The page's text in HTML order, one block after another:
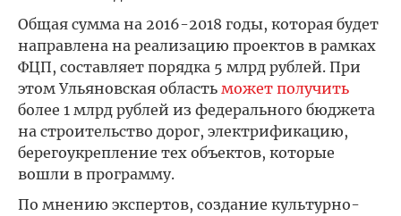
Общая сумма на 2016-2018 годы, которая будет
направлена на реализацию проектов в рамках
ФЦП, составляет порядка 5 млрд рублей. При
этом Ульяновская область может получить
более 1 млрд рублей из федерального бюджета
на строительство дорог, электрификацию,
берегоукрепление тех объектов, которые
вошли в программу.
По мнению экспертов, создание культурно-